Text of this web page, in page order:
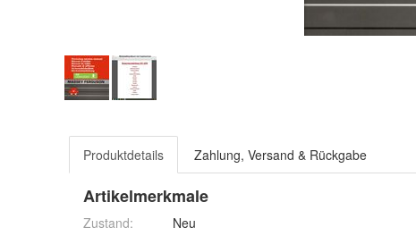
Produktdetails Zahlung, Versand & Rückgabe
Artikelmerkmale
Zustand: Neu